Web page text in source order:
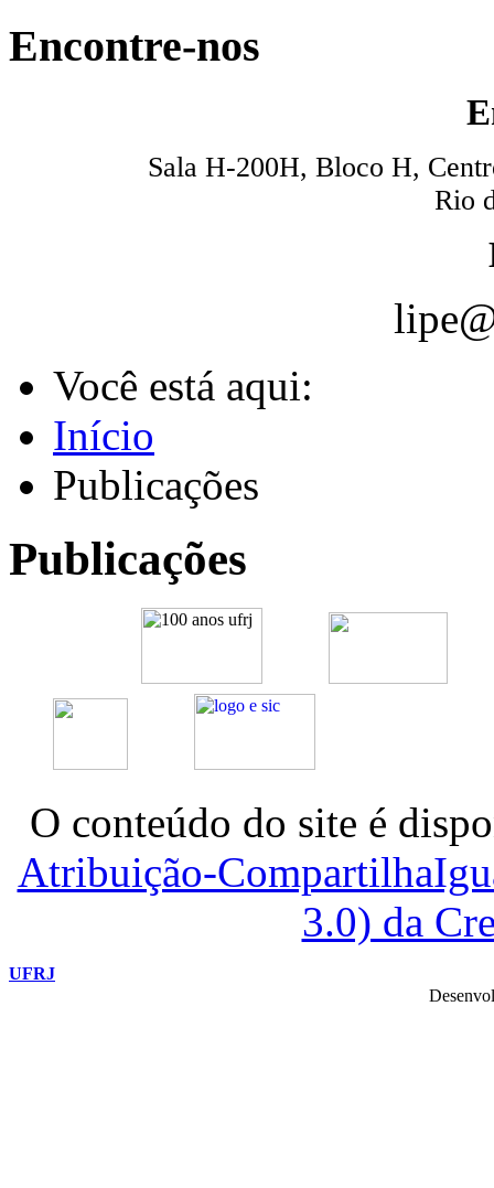
Encontre-nos
Sala H-200H, Bloco H,
Rio
Você está aqui:
Início
Publicações
Publicações
O conteúdo do site é
Atribuição-
3.0) da
UFRJ